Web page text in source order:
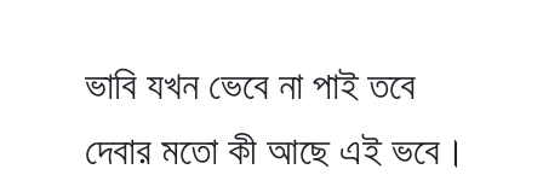
ভাবি যখন ভেবে না পাই তবে
দেবার মতো কী আছে এই ভবে।